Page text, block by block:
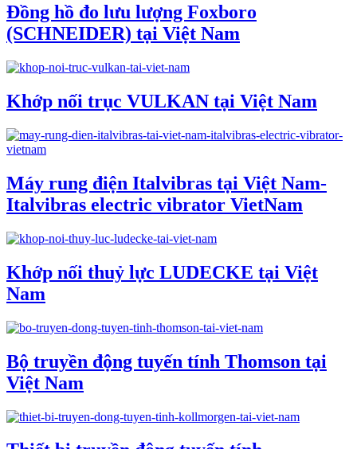
Đồng hồ đo lưu lượng Foxboro
(SCHNEIDER) tại Việt Nam
Khớp nối trục VULKAN tại Việt Nam
Máy rung điện Italvibras tại Việt Nam-
Italvibras electric vibrator VietNam
Khớp nối thuỷ lực LUDECKE tại Việt
Nam
Bộ truyền động tuyến tính Thomson tại
Việt Nam